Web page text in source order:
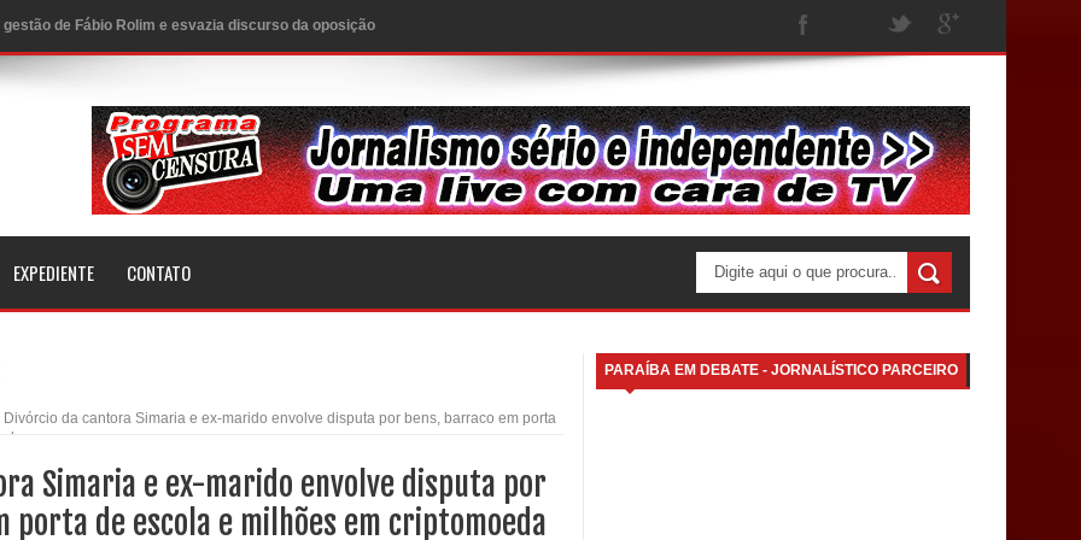
de Fábio Rolim e esvazia discurso da oposição
e apresenta balanço da saúde bucal em Sapé
o cuidado com a saúde bucal em Marí
estadual
tamarindeiro e revitalizar Memorial Augusto dos Anjos
com ações de conscientização sobre saúde bucal
do mês de julho e aquece economia para Festa de
EXPEDIENTE CONTATO
Divórcio da cantora Simaria e ex-marido envolve disputa por bens, barraco em porta
Simaria e ex-marido envolve disputa por
porta de escola e milhões em criptomoeda
PARAÍBA EM DEBATE - JORNALÍSTICO PARCEIRO